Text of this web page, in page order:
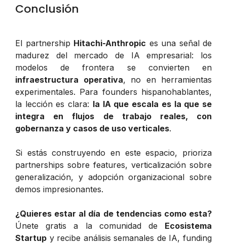
Conclusión
El partnership Hitachi-Anthropic es una señal de
madurez del mercado de IA empresarial: los
modelos de frontera se convierten en
infraestructura operativa, no en herramientas
experimentales. Para founders hispanohablantes,
la lección es clara: la IA que escala es la que se
integra en flujos de trabajo reales, con
gobernanza y casos de uso verticales.
Si estás construyendo en este espacio, prioriza
partnerships sobre features, verticalización sobre
generalización, y adopción organizacional sobre
demos impresionantes.
¿Quieres estar al día de tendencias como esta?
Únete gratis a la comunidad de Ecosistema
Startup y recibe análisis semanales de IA, funding